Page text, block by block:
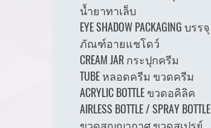
น้ำยาทาเล็บ
EYE SHADOW PACKAGING บรรจุ
ภัณฑ์อายแชโดว์
CREAM JAR กระปุกครีม
TUBE หลอดครีม ขวดครีม
ACRYLIC BOTTLE ขวดอคิลิค
AIRLESS BOTTLE / SPRAY BOTTLE